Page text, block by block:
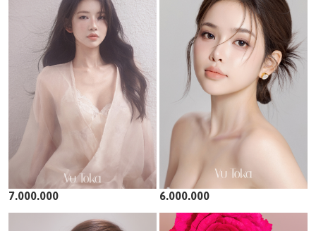
7.000.000 6.000.000